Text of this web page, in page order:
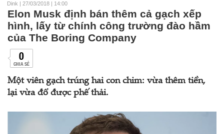
Dink | 27/03/2018 | 14:00
Elon Musk định bán thêm cả gạch xếp
hình, lấy từ chính công trường đào hầm
của The Boring Company
0
CHIA SẺ
Một viên gạch trúng hai con chim: vừa thêm tiền,
lại vừa đổ được phế thải.